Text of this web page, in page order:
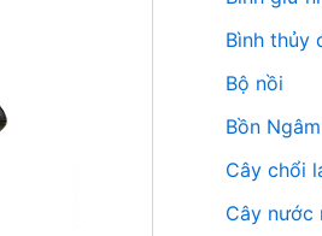
Bình thủy
Bộ nồi
Bồn
Cây chổi
Cây nước